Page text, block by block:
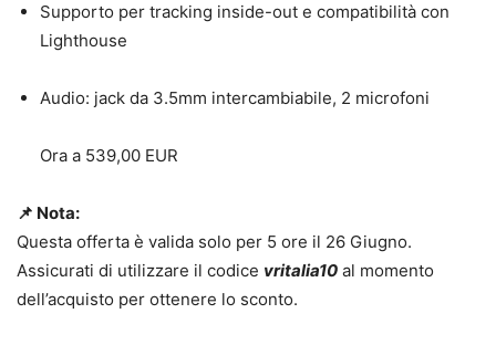
Supporto per tracking inside-out e compatibilità con
Lighthouse
Audio: jack da 3.5mm intercambiabile, 2 microfoni
Ora a 539,00 EUR
📌 Nota:
Questa offerta è valida solo per 5 ore il 26 Giugno.
Assicurati di utilizzare il codice vritalia10 al momento
dell’acquisto per ottenere lo sconto.